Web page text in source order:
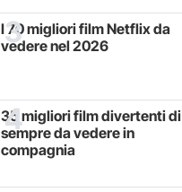
I 70 migliori film Netflix da
vedere nel 2026
35 migliori film divertenti di
sempre da vedere in
compagnia